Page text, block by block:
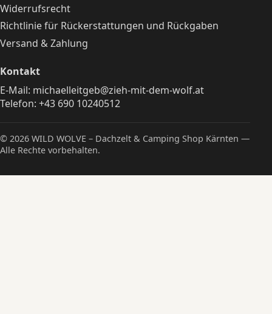
Widerrufsrecht
Richtlinie für Rückerstattungen und Rückgaben
Versand & Zahlung
Kontakt
E-Mail: michaelleitgeb@zieh-mit-dem-wolf.at
Telefon: +43 690 10240512
© 2026 WILD WOLVE – Dachzelt & Camping Shop Kärnten —
Alle Rechte vorbehalten.